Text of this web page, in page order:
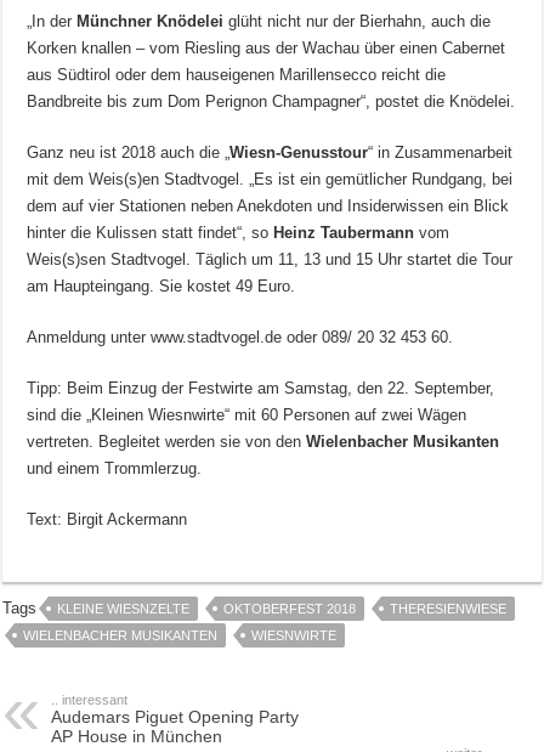
„In derMünchner Knödelei glüht nicht nur der Bierhahn, auch die
Korken knallen – vom Riesling aus der Wachau über einen Cabernet
aus Südtirol oder dem hauseigenen Marillensecco reicht die
Bandbreite bis zum Dom Perignon Champagner“, postet die Knödelei.
Ganz neu ist 2018 auch die „Wiesn-Genusstour“ in Zusammenarbeit
mit dem Weis(s)en Stadtvogel. „Es ist ein gemütlicher Rundgang, bei
dem auf vier Stationen neben Anekdoten und Insiderwissen ein Blick
hinter die Kulissen statt findet“, soHeinz Taubermann vom
Weis(s)sen Stadtvogel. Täglich um 11, 13 und 15 Uhr startet die Tour
am Haupteingang. Sie kostet 49 Euro.
Anmeldung unter www.stadtvogel.de oder 089/ 20 32 453 60.
Tipp: Beim Einzug der Festwirte am Samstag, den 22. September,
sind die „Kleinen Wiesnwirte“ mit 60 Personen auf zwei Wägen
vertreten. Begleitet werden sie von denWielenbacher Musikanten
und einem Trommlerzug.
Text: Birgit Ackermann
Tags KLEINE WIESNZELTE OKTOBERFEST 2018
THERESIENWIESE
WIELENBACHER MUSIKANTEN
WIESNWIRTE
.. interessant
Audemars Piguet Opening Party
AP House in München